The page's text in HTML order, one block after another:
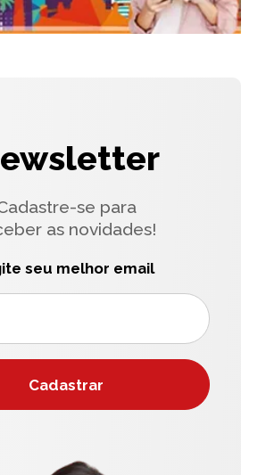
se para
as novidades!
seu melhor email